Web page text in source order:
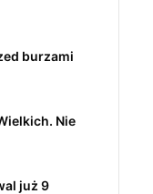
burzami
Nie
już 9